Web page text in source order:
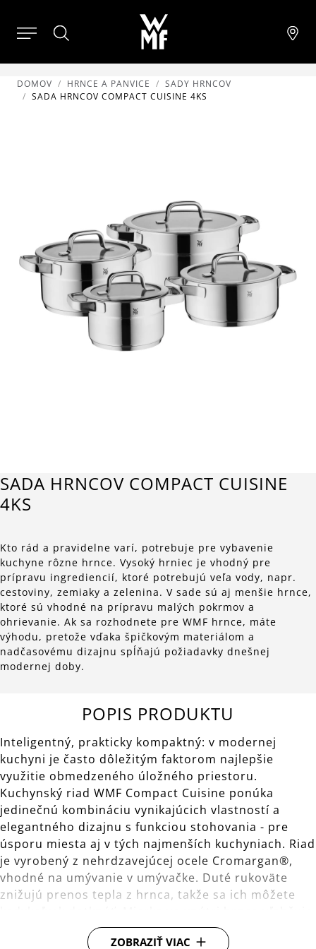
DOMOV HRNCE A PANVICE
SADY HRNCOV
SADA HRNCOV COMPACT CUISINE 4KS
SADA HRNCOV COMPACT CUISINE
4KS
Kto rád a pravidelne varí, potrebuje pre vybavenie
kuchyne rôzne hrnce. Vysoký hrniec je vhodný pre
prípravu ingrediencií, ktoré potrebujú veľa vody, napr.
cestoviny, zemiaky a zelenina. V sade sú aj menšie hrnce,
ktoré sú vhodné na prípravu malých pokrmov a
ohrievanie. Ak sa rozhodnete pre WMF hrnce, máte
výhodu, pretože vďaka špičkovým materiálom a
nadčasovému dizajnu spĺňajú požiadavky dnešnej
modernej doby.
POPIS PRODUKTU
Inteligentný, prakticky kompaktný: v modernej
kuchyni je často dôležitým faktorom najlepšie
využitie obmedzeného úložného priestoru.
Kuchynský riad WMF Compact Cuisine ponúka
jedinečnú kombináciu vynikajúcich vlastností a
elegantného dizajnu s funkciou stohovania - pre
úsporu miesta aj v tých najmenších kuchyniach. Riad
je vyrobený z nehrdzavejúcej ocele Cromargan®,
vhodné na umývanie v umývačke. Duté rukoväte
znižujú prenos tepla z hrnca, takže sa ich môžete
meranie a odlievací okraj zaisťuje presné odlievanie
bez kvapkania. Univerzálne dno TransTherm®
ZOBRAZIŤ VIAC